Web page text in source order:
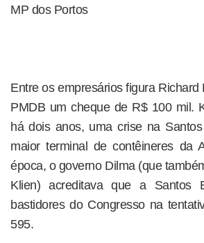
MP dos Portos
Entre os empresários figura Richard
PMDB um cheque de R$ 100 mil.
há dois anos, uma crise na
maior terminal de contêineres da
época, o governo Dilma (que
Klien) acreditava que a Santos
bastidores do Congresso na
595.